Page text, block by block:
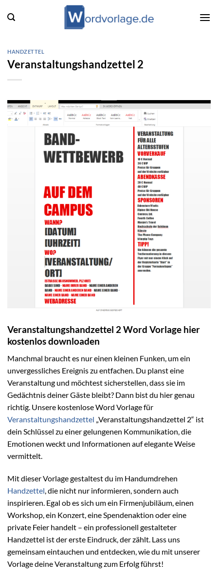
Inhalt
HANDZETTEL
Veranstaltungshandzettel 2
Veranstaltungshandzettel 2 Word Vorlage hier
kostenlos downloaden
Manchmal braucht es nur einen kleinen Funken, um ein
unvergessliches Ereignis zu entfachen. Du planst eine
Veranstaltung und möchtest sicherstellen, dass sie im
Gedächtnis deiner Gäste bleibt? Dann bist du hier genau
richtig. Unsere kostenlose Word Vorlage für
Veranstaltungshandzettel „Veranstaltungshandzettel 2“ ist
dein Schlüssel zu einer gelungenen Kommunikation, die
Emotionen weckt und Informationen auf elegante Weise
vermittelt.
Mit dieser Vorlage gestaltest du im Handumdrehen
Handzettel , die nicht nur informieren, sondern auch
inspirieren. Egal ob es sich um ein Firmenjubiläum, einen
Workshop, ein Konzert, eine Spendenaktion oder eine
private Feier handelt – ein professionell gestalteter
Handzettel ist der erste Eindruck, der zählt. Lass uns
gemeinsam eintauchen und entdecken, wie du mit unserer
Vorlage deine Veranstaltung zum Erfolg führst!